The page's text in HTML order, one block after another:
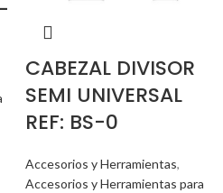
CABEZAL DIVISOR
SEMI UNIVERSAL
REF: BS-0
Accesorios y Herramientas,
Accesorios y Herramientas para